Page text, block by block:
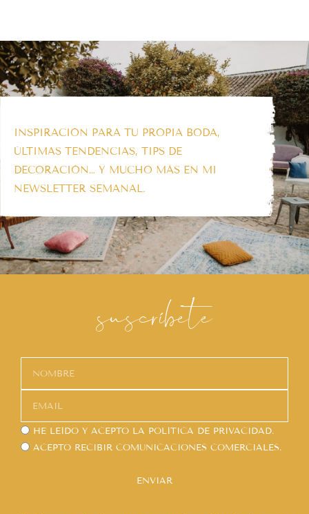
INSPIRACIÓN PARA TU PROPIA BODA,
ÚLTIMAS TENDENCIAS, TIPS DE
DECORACIÓN… Y MUCHO MÁS EN MI
NEWSLETTER SEMANAL.
suscríbete
HE LEÍDO Y ACEPTO LA POLÍTICA DE PRIVACIDAD.
ACEPTO RECIBIR COMUNICACIONES COMERCIALES.
ENVIAR